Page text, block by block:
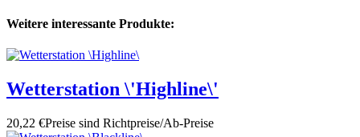
Weitere interessante Produkte:
Wetterstation \'Highline\'
20,22 €Preise sind Richtpreise/Ab-Preise